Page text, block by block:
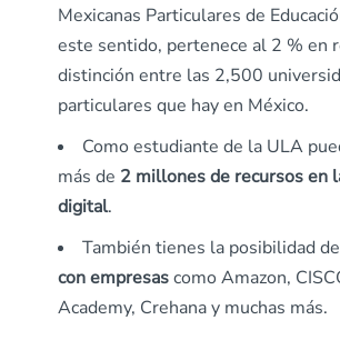
Mexicanas Particulares de
este sentido, pertenece al 2 % en
distinción entre las 2,500
particulares que hay en México.
Como estudiante de la ULA
más de 2 millones de recursos en
digital.
También tienes la posibilidad
con empresascomo Amazon,
Academy, Crehana y muchas más.